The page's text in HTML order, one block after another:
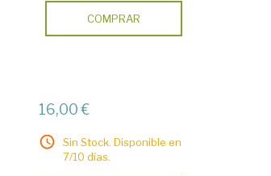
COMPRAR
16,00 €
Sin Stock. Disponible en
7/10 días.